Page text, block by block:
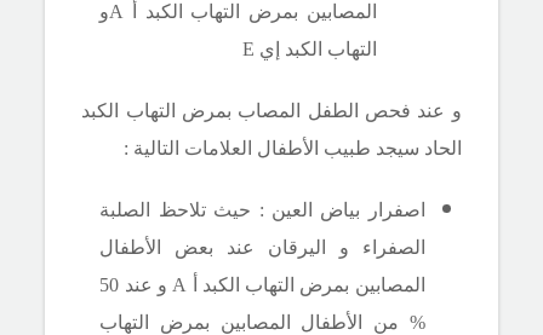
المصابين بمرض التهاب الكبد أ
Aو
التهاب الكبد إي E
و عند فحص الطفل المصاب بمرض التهاب الكبد
الحاد سيجد طبيب الأطفال العلامات التالية :
اصفرار بياض العين : حيث تلاحظ الصلبة
الصفراء و اليرقان عند بعض الأطفال
المصابين بمرض التهاب الكبد أ
A
و عند 50
% من الأطفال المصابين بمرض التهاب